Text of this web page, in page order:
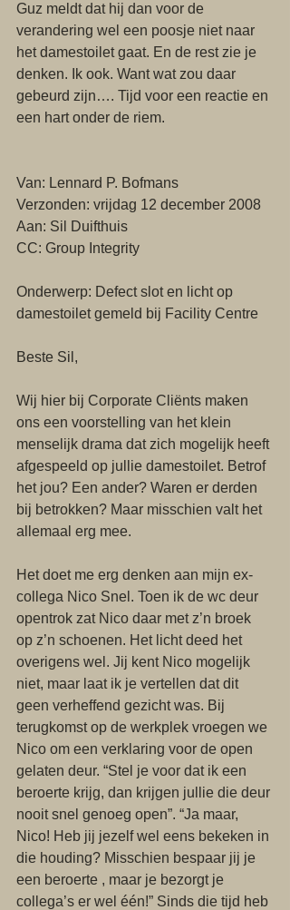
Guz meldt dat hij dan voor de
verandering wel een poosje niet naar
het damestoilet gaat. En de rest zie je
denken. Ik ook. Want wat zou daar
gebeurd zijn…. Tijd voor een reactie en
een hart onder de riem.
Van: Lennard P. Bofmans
Verzonden: vrijdag 12 december 2008
Aan: Sil Duifthuis
CC: Group Integrity
Onderwerp: Defect slot en licht op
damestoilet gemeld bij Facility Centre
Beste Sil,
Wij hier bij Corporate Cliënts maken
ons een voorstelling van het klein
menselijk drama dat zich mogelijk heeft
afgespeeld op jullie damestoilet. Betrof
het jou? Een ander? Waren er derden
bij betrokken? Maar misschien valt het
allemaal erg mee.
Het doet me erg denken aan mijn ex-
collega Nico Snel. Toen ik de wc deur
opentrok zat Nico daar met z’n broek
op z’n schoenen. Het licht deed het
overigens wel. Jij kent Nico mogelijk
niet, maar laat ik je vertellen dat dit
geen verheffend gezicht was. Bij
terugkomst op de werkplek vroegen we
Nico om een verklaring voor de open
gelaten deur. “Stel je voor dat ik een
beroerte krijg, dan krijgen jullie die deur
nooit snel genoeg open”. “Ja maar,
Nico! Heb jij jezelf wel eens bekeken in
die houding? Misschien bespaar jij je
een beroerte , maar je bezorgt je
collega’s er wel één!” Sinds die tijd heb